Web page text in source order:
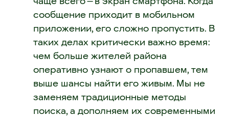
сообщение приходит в мобильном
приложении, его сложно пропустить. В
таких делах критически важно время:
чем больше жителей района
оперативно узнают о пропавшем, тем
выше шансы найти его живым. Мы не
заменяем традиционные методы
поиска, а дополняем их современными